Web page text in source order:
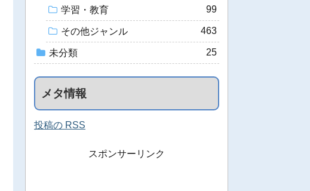
学習・教育 99
その他ジャンル 463
未分類 25
メタ情報
投稿の RSS
スポンサーリンク